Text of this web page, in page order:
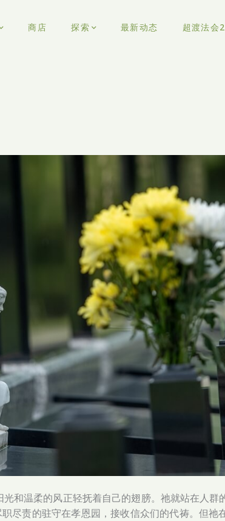
商店 探索 最新动态 超渡法会
和温柔的风正轻抚着自己的翅膀。祂就站在人群
尽责的驻守在孝恩园，接收信众们的代祷。但祂